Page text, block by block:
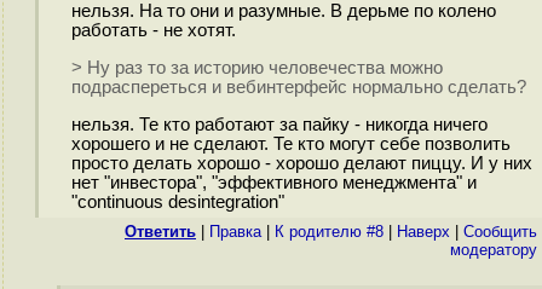
нельзя. На то они и разумные. В дерьме по колено
работать - не хотят.
> Ну раз то за историю человечества можно
подраспереться и вебинтерфейс нормально сделать?
нельзя. Те кто работают за пайку - никогда ничего
хорошего и не сделают. Те кто могут себе позволить
просто делать хорошо - хорошо делают пиццу. И у них
нет "инвестора", "эффективного менеджмента" и
"continuous desintegration"
Ответить Правка| К родителю #8 Наверх
Cообщить
модератору